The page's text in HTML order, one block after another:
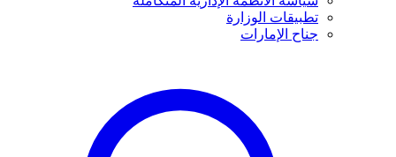
تطبيقات الوزارة
جناح الإمارات